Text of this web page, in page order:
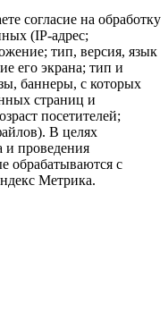
согласие на обработку
(IP-адрес;
тип, версия, язык
его экрана; тип и
баннеры, с которых
страниц и
посетителей;
В целях
и проведения
обрабатываются с
Метрика.